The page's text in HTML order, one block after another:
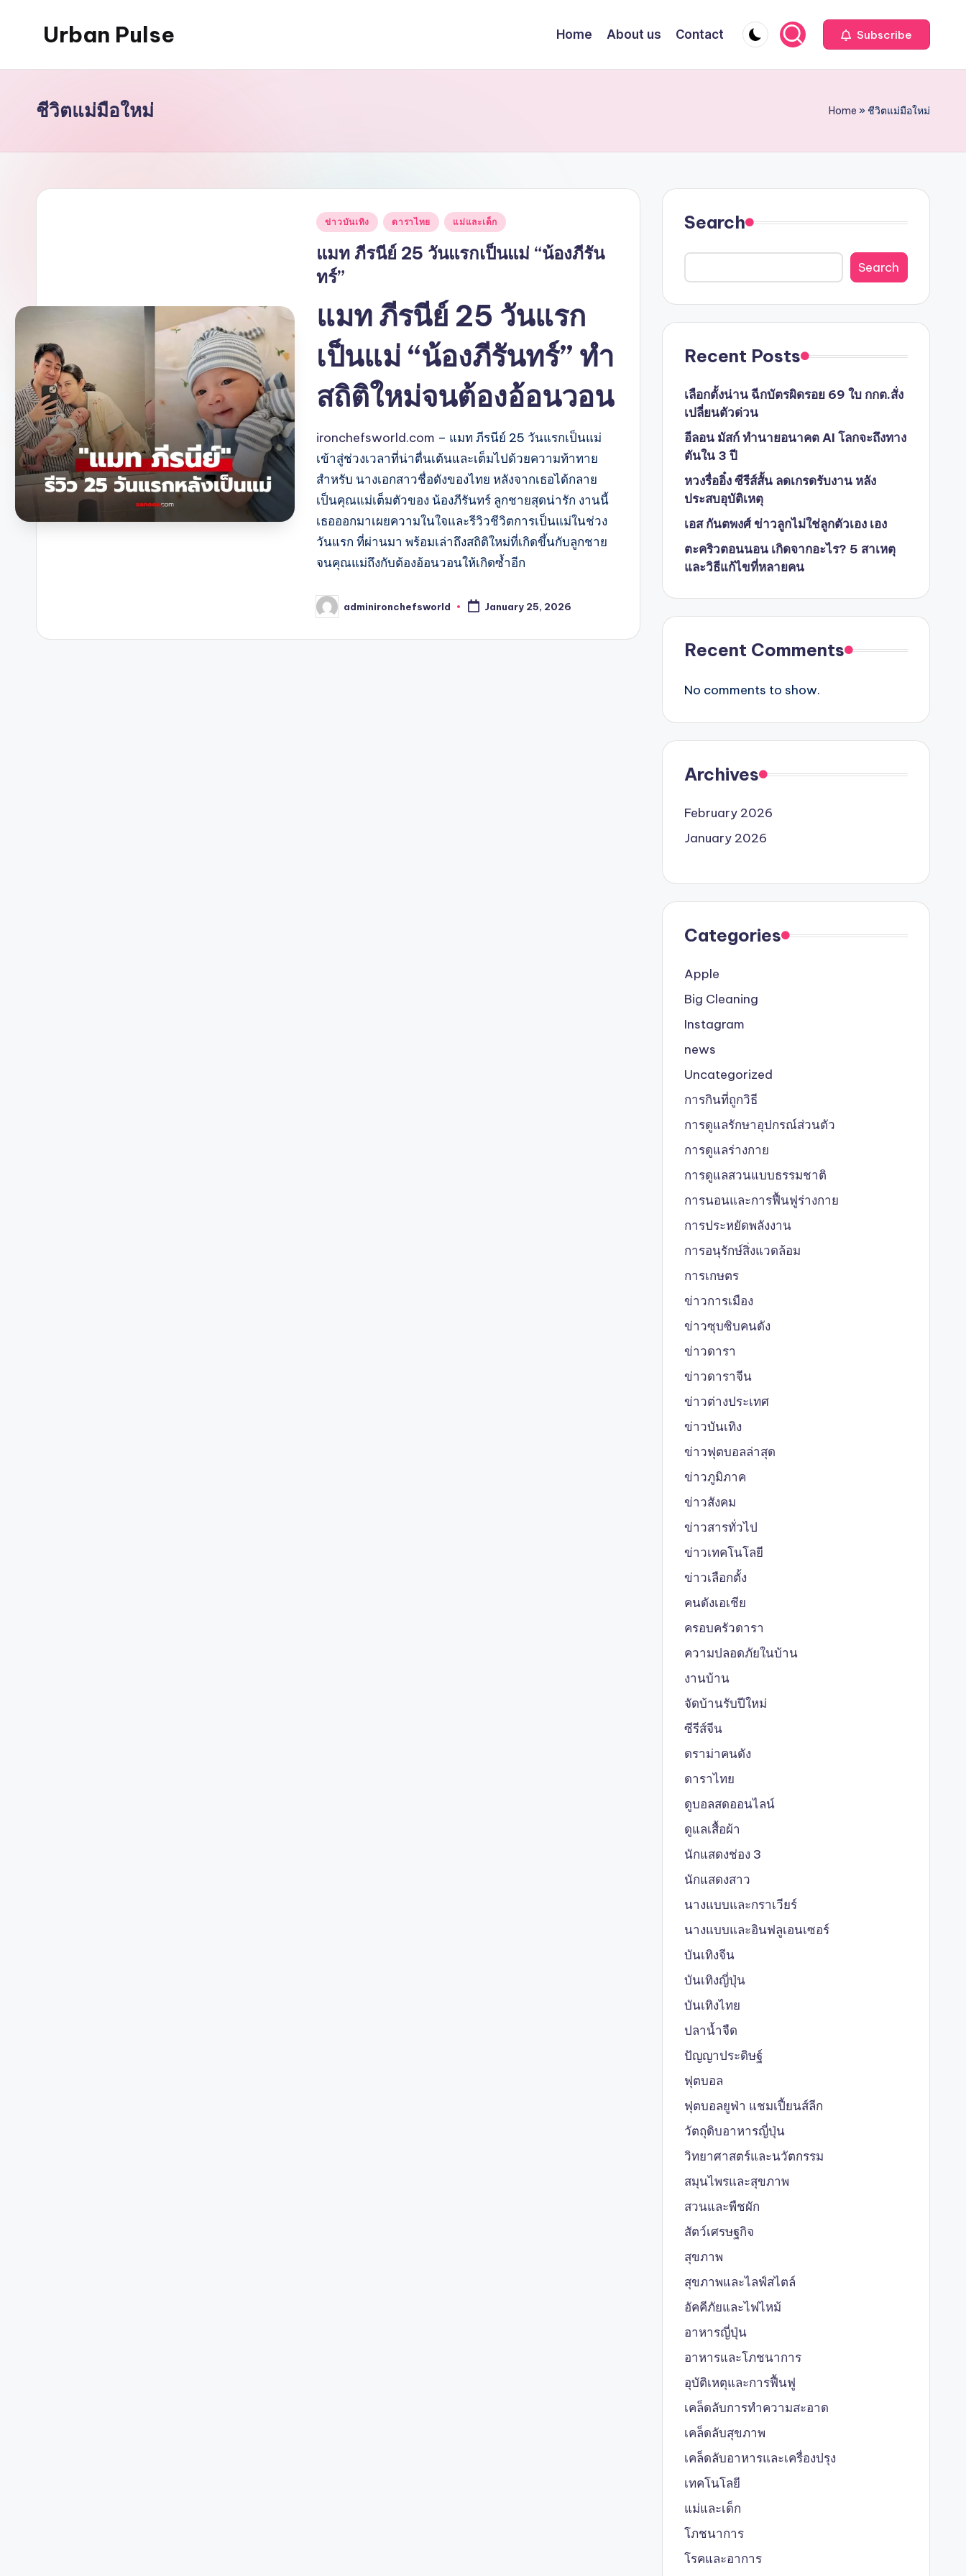
Urban Pulse Home About us Contact Subscribe
ชีวิตแม่มือใหม่ Home » ชีวิตแม่มือใหม่
Posted
ข่าวบันเทิง ดาราไทย แม่และเด็ก
แมท ภีรนีย์ 25 วันแรกเป็นแม่ “น้องภีรัน
ทร์”
แมท ภีรนีย์ 25 วันแรก
เป็นแม่ “น้องภีรันทร์” ทำ
สถิติใหม่จนต้องอ้อนวอน
ironchefsworld.com – แมท ภีรนีย์ 25 วันแรกเป็นแม่
เข้าสู่ช่วงเวลาที่น่าตื่นเต้นและเต็มไปด้วยความท้าทาย
สำหรับ นางเอกสาวชื่อดังของไทย หลังจากเธอได้กลาย
เป็นคุณแม่เต็มตัวของ น้องภีรันทร์ ลูกชายสุดน่ารัก งานนี้
เธอออกมาเผยความในใจและรีวิวชีวิตการเป็นแม่ในช่วง
วันแรก ที่ผ่านมา พร้อมเล่าถึงสถิติใหม่ที่เกิดขึ้นกับลูกชาย
จนคุณแม่ถึงกับต้องอ้อนวอนให้เกิดซ้ำอีก
Posted
by
adminironchefsworld January 25, 2026
Search
Search
Recent Posts
เลือกตั้งน่าน ฉีกบัตรผิดรอย 69 ใบ กกต.สั่ง
เปลี่ยนตัวด่วน
อีลอน มัสก์ ทำนายอนาคต AI โลกจะถึงทาง
ตันใน 3 ปี
หวงรื่ออิ๋ง ซีรีส์สั้น ลดเกรดรับงาน หลัง
ประสบอุบัติเหตุ
เอส กันตพงศ์ ข่าวลูกไม่ใช่ลูกตัวเอง เอง
ตะคริวตอนนอน เกิดจากอะไร? 5 สาเหตุ
และวิธีแก้ไขที่หลายคน
Recent Comments
No comments to show.
Archives
February 2026
January 2026
Categories
Apple
Big Cleaning
Instagram
news
Uncategorized
การกินที่ถูกวิธี
การดูแลรักษาอุปกรณ์ส่วนตัว
การดูแลร่างกาย
การดูแลสวนแบบธรรมชาติ
การนอนและการฟื้นฟูร่างกาย
การประหยัดพลังงาน
การอนุรักษ์สิ่งแวดล้อม
การเกษตร
ข่าวการเมือง
ข่าวซุบซิบคนดัง
ข่าวดารา
ข่าวดาราจีน
ข่าวต่างประเทศ
ข่าวบันเทิง
ข่าวฟุตบอลล่าสุด
ข่าวภูมิภาค
ข่าวสังคม
ข่าวสารทั่วไป
ข่าวเทคโนโลยี
ข่าวเลือกตั้ง
คนดังเอเชีย
ครอบครัวดารา
ความปลอดภัยในบ้าน
งานบ้าน
จัดบ้านรับปีใหม่
ซีรีส์จีน
ดราม่าคนดัง
ดาราไทย
ดูบอลสดออนไลน์
ดูแลเสื้อผ้า
นักแสดงช่อง 3
นักแสดงสาว
นางแบบและกราเวียร์
นางแบบและอินฟลูเอนเซอร์
บันเทิงจีน
บันเทิงญี่ปุ่น
บันเทิงไทย
ปลาน้ำจืด
ปัญญาประดิษฐ์
ฟุตบอล
ฟุตบอลยูฟ่า แชมเปี้ยนส์ลีก
วัตถุดิบอาหารญี่ปุ่น
วิทยาศาสตร์และนวัตกรรม
สมุนไพรและสุขภาพ
สวนและพืชผัก
สัตว์เศรษฐกิจ
สุขภาพ
สุขภาพและไลฟ์สไตล์
อัคคีภัยและไฟไหม้
อาหารญี่ปุ่น
อาหารและโภชนาการ
อุบัติเหตุและการฟื้นฟู
เคล็ดลับการทำความสะอาด
เคล็ดลับสุขภาพ
เคล็ดลับอาหารและเครื่องปรุง
เทคโนโลยี
แม่และเด็ก
โภชนาการ
โรคและอาการ